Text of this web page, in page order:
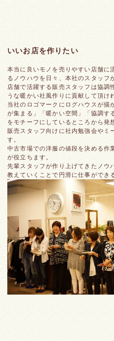
いいお店を作りたい
本当に良いモノを売りやすい店舗に
るノウハウを日々、本社のスタッフ
店舗で活躍する販売スタッフは協調
うな暖かい社風作りに貢献して頂け
当社のロゴマークにログハウスが描
が集まる」「暖かい空間」「協調す
をモチーフにしているところから発
販売スタッフ向けに社内勉強会やミ
す。
中古市場での洋服の値段を決める作
が役立ちます。
先輩スタッフが作り上げてきたノウ
教えていくことで円滑に仕事ができ